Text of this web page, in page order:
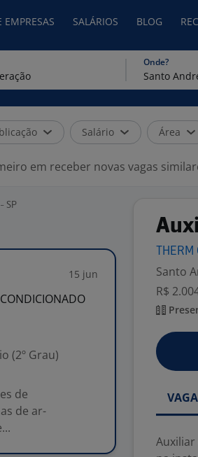
EMPRESAS SALÁRIOS BLOG
Onde?
Salário Área
em receber novas vagas
SP
15 jun
(2º Grau)
de
de ar-
Santo
R$
VAGA
Auxiliar